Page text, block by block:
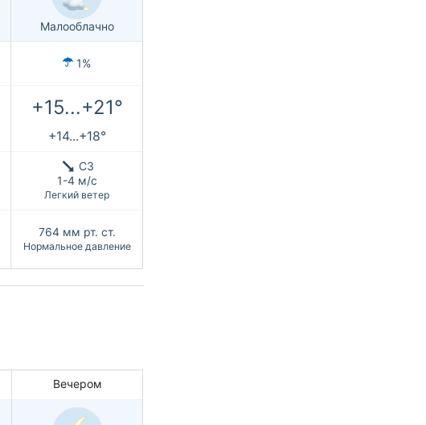
Малооблачно
1%
+15...+21°
+14...+18°
СЗ
1-4 м/с
Легкий ветер
764 мм рт. ст.
Нормальное давление
Вечером